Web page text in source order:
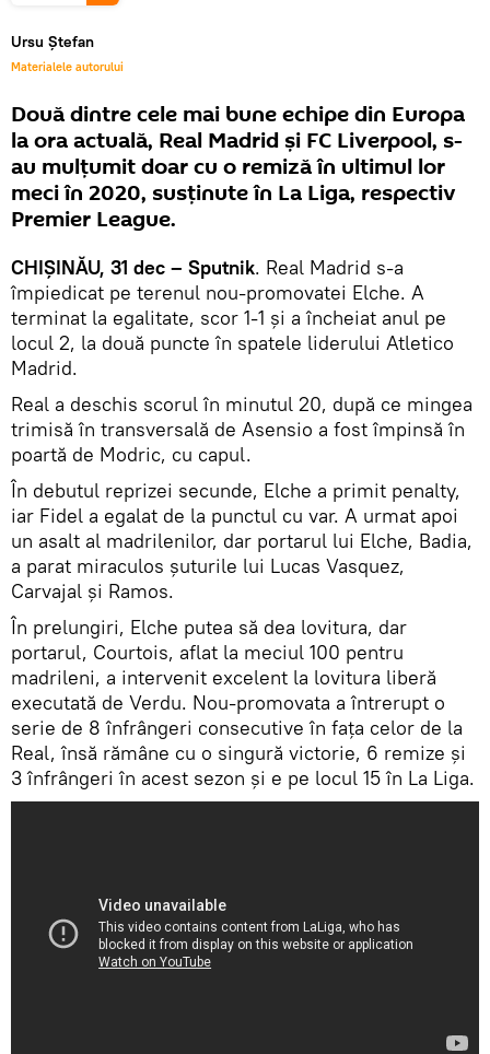
Ursu Ștefan
Materialele autorului
Două dintre cele mai bune echipe din Europa
la ora actuală, Real Madrid și FC Liverpool, s-
au mulțumit doar cu o remiză în ultimul lor
meci în 2020, susținute în La Liga, respectiv
Premier League.
CHIȘINĂU, 31 dec – Sputnik. Real Madrid s-a
împiedicat pe terenul nou-promovatei Elche. A
terminat la egalitate, scor 1-1 și a încheiat anul pe
locul 2, la două puncte în spatele liderului Atletico
Madrid.
Real a deschis scorul în minutul 20, după ce mingea
trimisă în transversală de Asensio a fost împinsă în
poartă de Modric, cu capul.
În debutul reprizei secunde, Elche a primit penalty,
iar Fidel a egalat de la punctul cu var. A urmat apoi
un asalt al madrilenilor, dar portarul lui Elche, Badia,
a parat miraculos șuturile lui Lucas Vasquez,
Carvajal și Ramos.
În prelungiri, Elche putea să dea lovitura, dar
portarul, Courtois, aflat la meciul 100 pentru
madrileni, a intervenit excelent la lovitura liberă
executată de Verdu. Nou-promovata a întrerupt o
serie de 8 înfrângeri consecutive în fața celor de la
Real, însă rămâne cu o singură victorie, 6 remize și
3 înfrângeri în acest sezon și e pe locul 15 în La Liga.